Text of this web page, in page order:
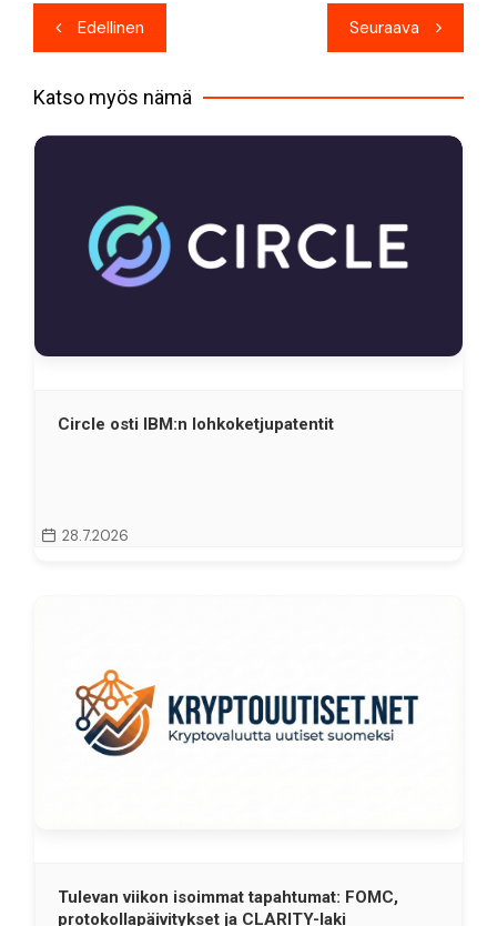
Artikkelien
selaus
Edellinen Seuraava
Katso myös nämä
Circle osti IBM:n lohkoketjupatentit
28.7.2026
Tulevan viikon isoimmat tapahtumat: FOMC,
protokollapäivitykset ja CLARITY-laki